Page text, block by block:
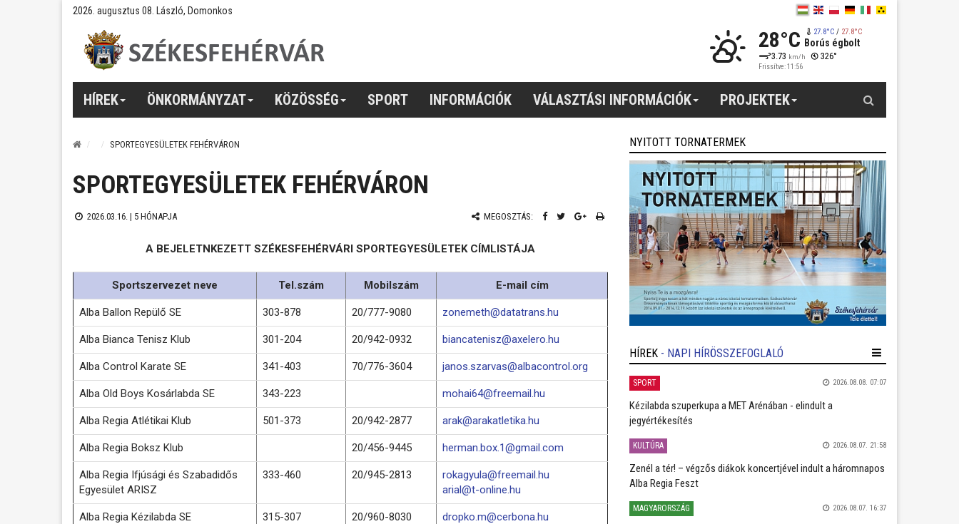
2026. augusztus 08. László, Domonkos
28°C 27.8°C/ 27.8°C
Borús égbolt
3.73 km/h 326°
Frissítve: 11:56
HÍREK ÖNKORMÁNYZAT KÖZÖSSÉG SPORT INFORMÁCIÓK VÁLASZTÁSI INFORMÁCIÓK PROJEKTEK
SPORTEGYESÜLETEK FEHÉRVÁRON
SPORTEGYESÜLETEK FEHÉRVÁRON
2026.03.16. | 5 HÓNAPJA MEGOSZTÁS:
A BEJELETNKEZETT SZÉKESFEHÉRVÁRI SPORTEGYESÜLETEK CÍMLISTÁJA
Sportszervezet neve Tel.szám Mobilszám E-mail cím
Alba Ballon Repülő SE 303-878 20/777-9080 zonemeth@datatrans.hu
Alba Bianca Tenisz Klub 301-204 20/942-0932 biancatenisz@axelero.hu
Alba Control Karate SE 341-403 70/776-3604 janos.szarvas@albacontrol.org
Alba Old Boys Kosárlabda SE 343-223 mohai64@freemail.hu
Alba Regia Atlétikai Klub 501-373 20/942-2877 arak@arakatletika.hu
Alba Regia Boksz Klub 20/456-9445 herman.box.1@gmail.com
Alba Regia Ifjúsági és Szabadidős
Egyesület ARISZ
333-460 20/945-2813
rokagyula@freemail.hu
arial@t-online.hu
Alba Regia Kézilabda SE 315-307 20/960-8030 dropko.m@cerbona.hu
NYITOTT TORNATERMEK
HÍREK - NAPI HÍRÖSSZEFOGLALÓ
SPORT 2026.08.08. 07:07
Kézilabda szuperkupa a MET Arénában - elindult a
jegyértékesítés
KULTÚRA 2026.08.07. 21:58
Zenél a tér! – végzős diákok koncertjével indult a háromnapos
Alba Regia Feszt
MAGYARORSZÁG 2026.08.07. 16:37